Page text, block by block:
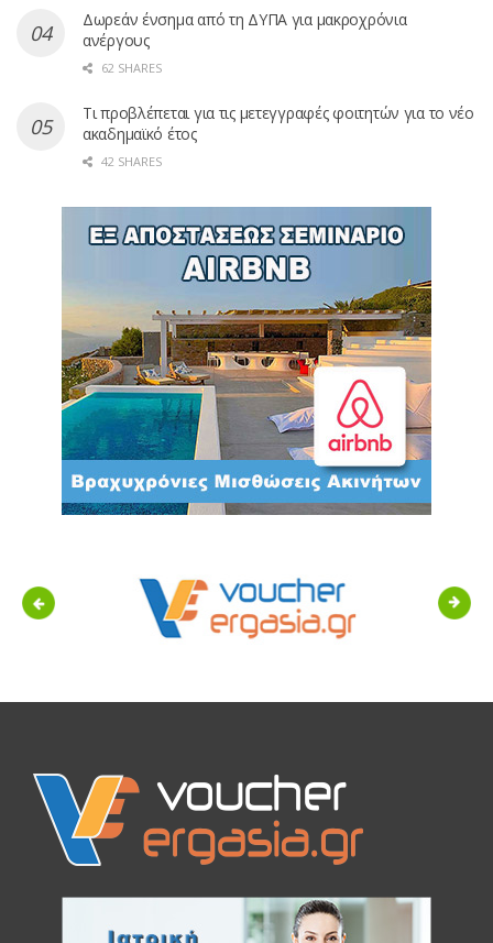
Δωρεάν ένσημα από τη ΔΥΠΑ για μακροχρόνια
ανέργους
62 SHARES
Τι προβλέπεται για τις μετεγγραφές φοιτητών για το νέο
ακαδημαϊκό έτος
42 SHARES
Previous Next